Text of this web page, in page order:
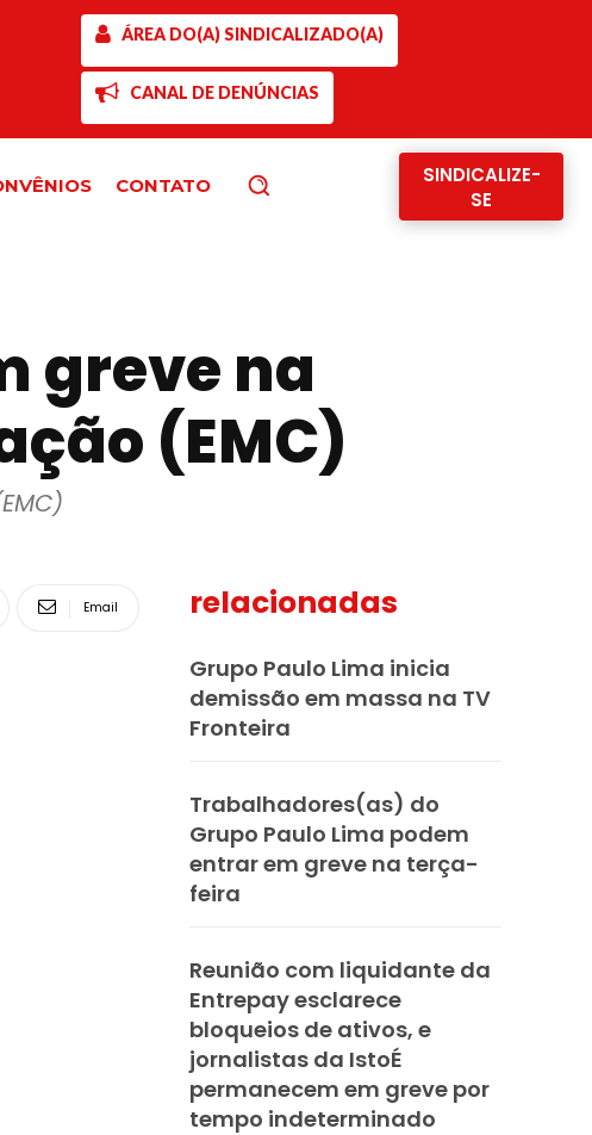
ÁREA DO(A) SINDICALIZADO(A)
CANAL DE DENÚNCIAS
CONTATO
SINDICALIZE-
SE
greve na
(EMC)
Email relacionadas
Grupo Paulo Lima inicia
demissão em massa na TV
Fronteira
Trabalhadores(as) do
Grupo Paulo Lima podem
entrar em greve na terça-
feira
Reunião com liquidante da
Entrepay esclarece
bloqueios de ativos, e
jornalistas da IstoÉ
permanecem em greve por
tempo indeterminado